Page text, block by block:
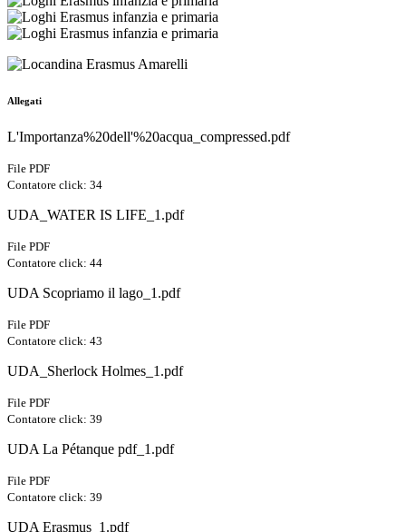
Allegati
L'Importanza%20dell'%20acqua_compressed.pdf
File PDF
Contatore click: 34
UDA_WATER IS LIFE_1.pdf
File PDF
Contatore click: 44
UDA Scopriamo il lago_1.pdf
File PDF
Contatore click: 43
UDA_Sherlock Holmes_1.pdf
File PDF
Contatore click: 39
UDA La Pétanque pdf_1.pdf
File PDF
Contatore click: 39
UDA Erasmus_1.pdf